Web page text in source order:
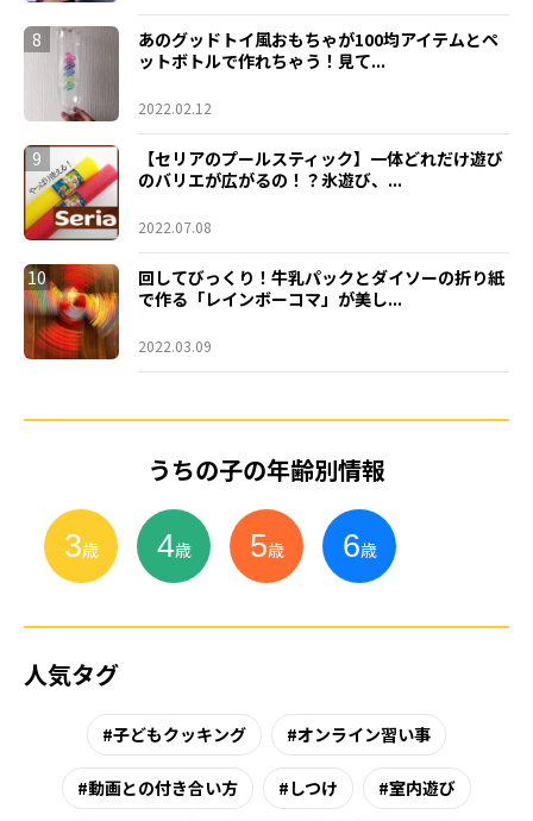
8
あのグッドトイ風おもちゃが100均アイテムとペ
ットボトルで作れちゃう！見て...
2022.02.12
9
【セリアのプールスティック】一体どれだけ遊び
のバリエが広がるの！？氷遊び、...
2022.07.08
10
回してびっくり！牛乳パックとダイソーの折り紙
で作る「レインボーコマ」が美し...
2022.03.09
うちの子の年齢別情報
3歳 4歳 5歳 6歳
人気タグ
子どもクッキング オンライン習い事
動画との付き合い方 しつけ 室内遊び